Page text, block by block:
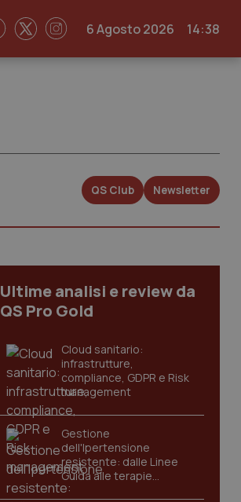
6 Agosto 2026 14:38
QS Club Newsletter
Ultime analisi e review da
QS Pro Gold
Cloud sanitario:
infrastrutture,
compliance, GDPR e Risk
management
Gestione
dell'Ipertensione
resistente: dalle Linee
Guida alle terapie
innovative